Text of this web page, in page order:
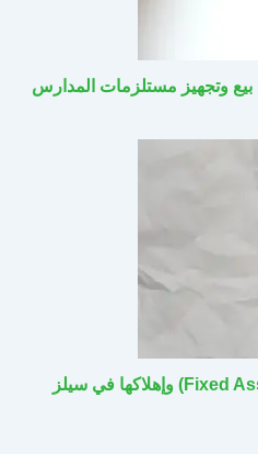
وتجهيز مستلزمات المدارس
كيف تدير الأصول الثابتة (Fixed Assets) وإهلاكها في سيلز